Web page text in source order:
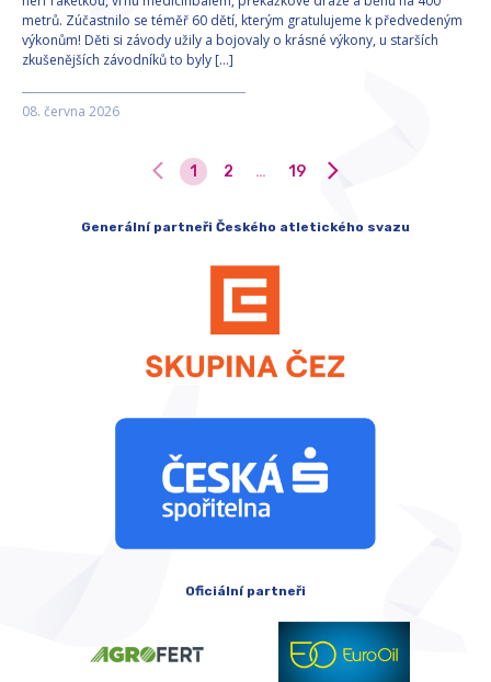
metrů. Zúčastnilo se téměř 60 dětí, kterým gratulujeme k předvedeným
výkonům! Děti si závody užily a bojovaly o krásné výkony, u starších
zkušenějších závodníků to byly […]
08. června 2026
1 2 … 19
Generální partneři Českého atletického svazu
Oficiální partneři